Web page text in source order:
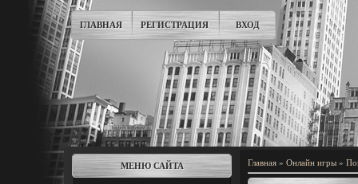
ГЛАВНАЯ РЕГИСТРАЦИЯ ВХОД
МЕНЮ САЙТА Главная » Онлайн игры »